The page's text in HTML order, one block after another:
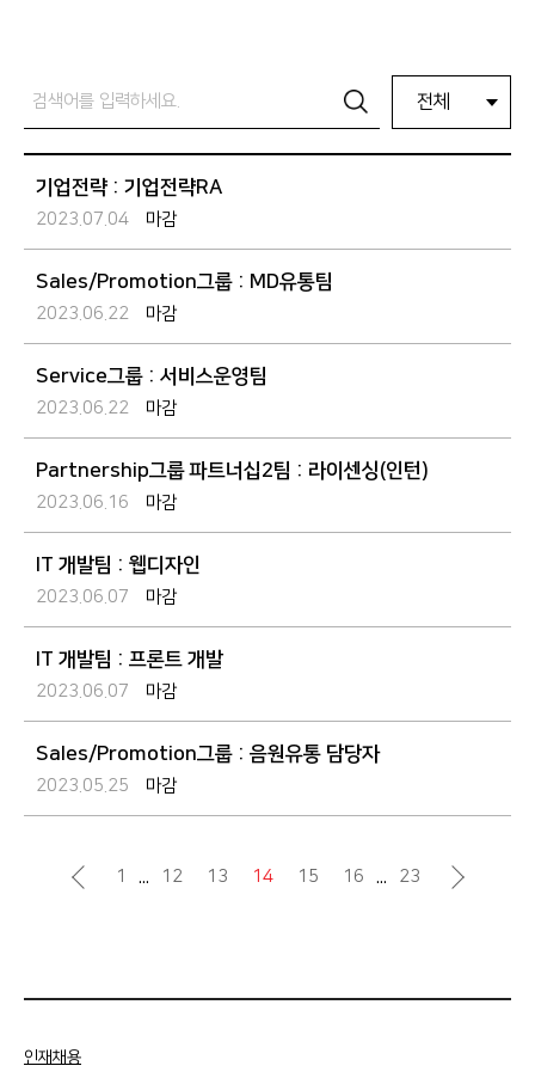
전체
기업전략 : 기업전략RA
2023.07.04 마감
Sales/Promotion그룹 : MD유통팀
2023.06.22 마감
Service그룹 : 서비스운영팀
2023.06.22 마감
Partnership그룹 파트너십2팀 : 라이센싱(인턴)
2023.06.16 마감
IT 개발팀 : 웹디자인
2023.06.07 마감
IT 개발팀 : 프론트 개발
2023.06.07 마감
Sales/Promotion그룹 : 음원유통 담당자
2023.05.25 마감
1 ... 12 13 14 15 16 ... 23
인재채용